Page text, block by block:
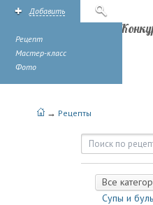
Добавить
Рецепт
Мастер-класс
Фото
→ Рецепты
Рецепты |
Все
Супы и